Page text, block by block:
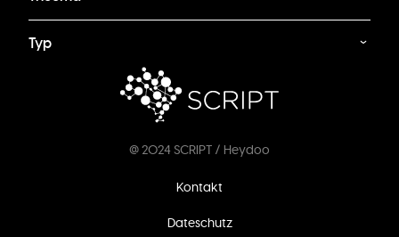
Typ
@ 2024 SCRIPT / Heydoo
Kontakt
Dateschutz